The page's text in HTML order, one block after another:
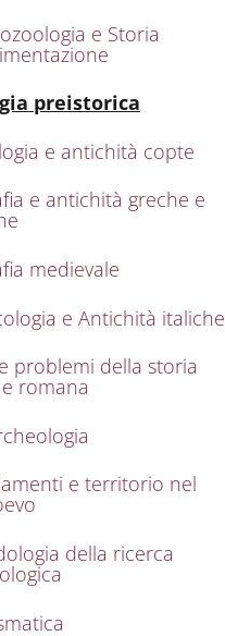
e Storia
preistorica
e antichità copte
e antichità greche e
medievale
e Antichità italiche
problemi della storia
romana
e territorio nel
della ricerca